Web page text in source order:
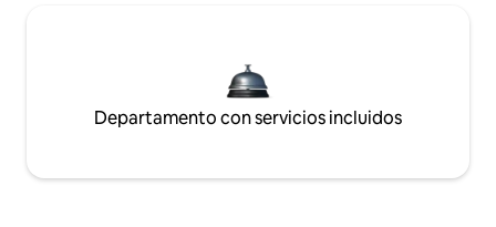
Departamento con servicios incluidos